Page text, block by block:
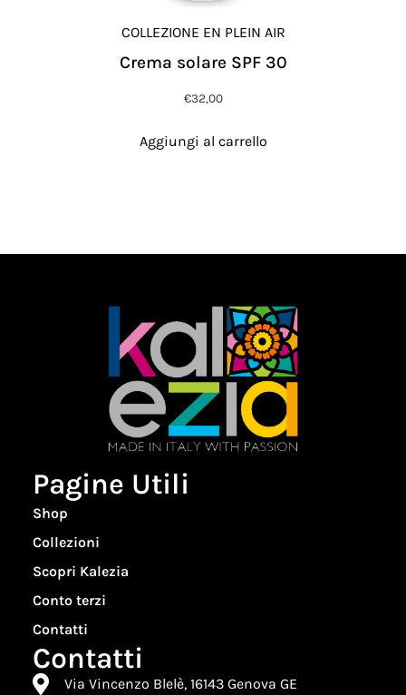
COLLEZIONE EN PLEIN AIR
Crema solare SPF 30
€32,00
Aggiungi al carrello
Pagine Utili
Shop
Collezioni
Scopri Kalezia
Conto terzi
Contatti
Contatti
Via Vincenzo Blelè, 16143 Genova GE